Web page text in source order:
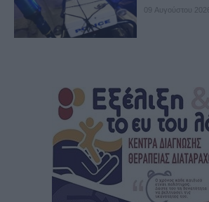
09 Αυγούστου 2026